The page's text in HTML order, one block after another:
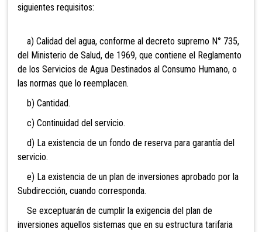
siguientes requisitos:
a) Calidad del agua, conforme al decreto supremo N° 735,
del Ministerio de Salud, de 1969, que contiene el Reglamento
de los Servicios de Agua Destinados al Consumo Humano, o
las normas que lo reemplacen.
b) Cantidad.
c) Continuidad del servicio.
d) La existencia de un fondo de reserva para garantía del
servicio.
e) La existencia de un plan de inversiones aprobado por la
Subdirección, cuando corresponda.
Se exceptuarán de cumplir la exigencia del plan de
inversiones aquellos sistemas que en su estructura tarifaria